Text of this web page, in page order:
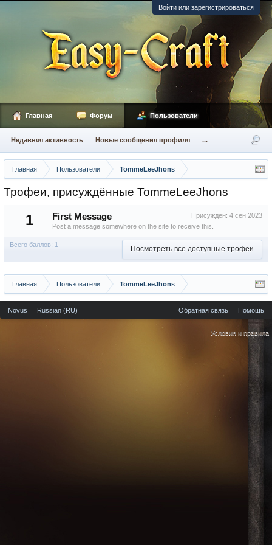
Войти или зарегистрироваться
Главная Пользователи TommeLeeJhons
Трофеи, присуждённые TommeLeeJhons
1 Присуждён: 4 сен 2023
First Message
Post a message somewhere on the site to receive this.
Всего баллов: 1 Посмотреть все доступные трофеи
Главная Пользователи TommeLeeJhons
Главная Форум Пользователи
Недавняя активность Новые сообщения профиля ...
Novus Russian (RU) Обратная связь Помощь
Условия и правила